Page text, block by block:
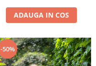
ADAUGA IN COS
-50%